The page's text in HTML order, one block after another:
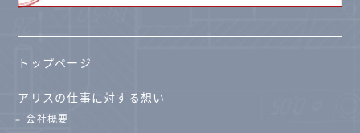
トップページ
アリスの仕事に対する想い
会社概要